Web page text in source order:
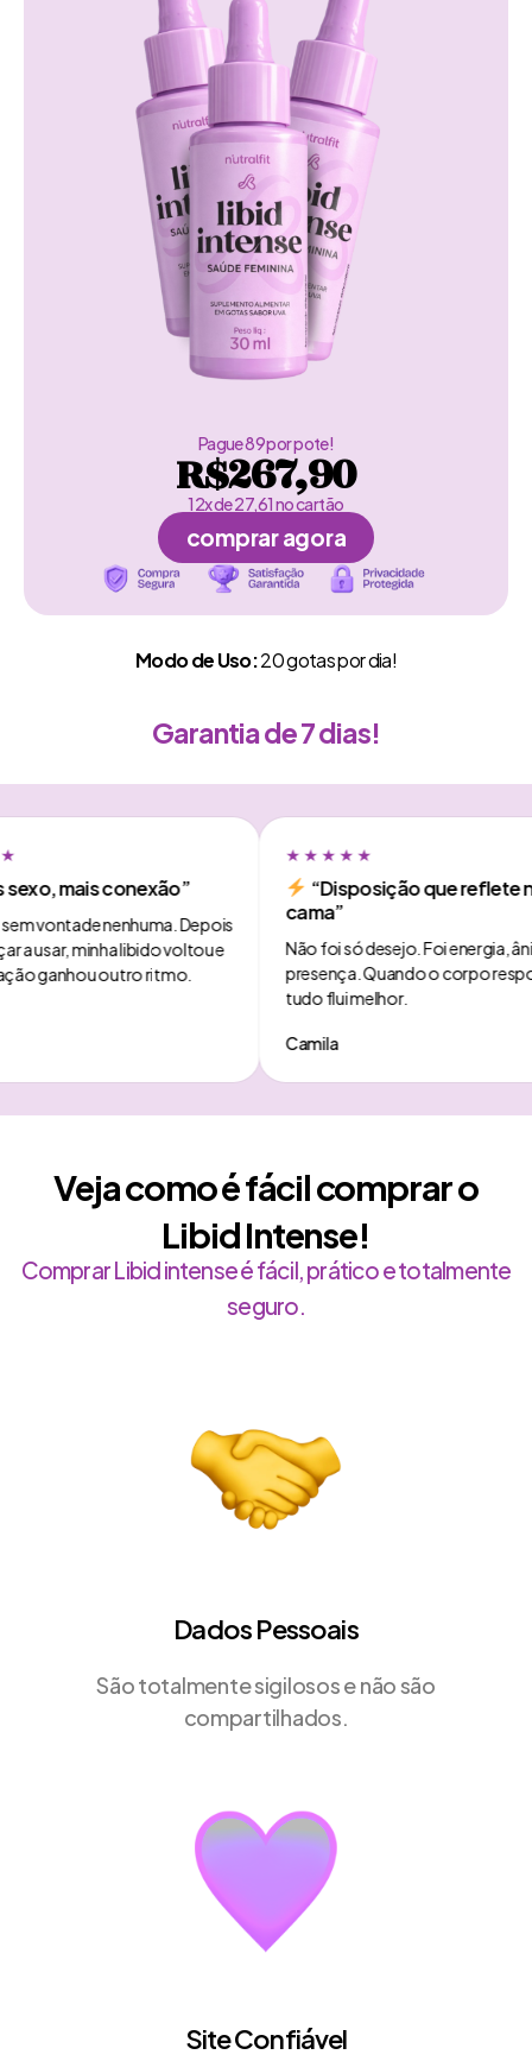
Pague 89 por pote!
R$267,90
12x de 27,61 no cartão
comprar agora
Modo de Uso:20 gotas por dia!
Garantia de 7 dias!
mais conexão”
nenhuma. Depois
minha libido voltou e
outro ritmo.
★★★★★
“Disposição que reflete na
cama”
Não foi só desejo. Foi energia, ânimo e
presença. Quando o corpo responde,
tudo flui melhor.
Camila
Veja como é fácil comprar o
Libid Intense!
Comprar Libid intense é fácil, prático e totalmente
seguro.
Dados Pessoais
São totalmente sigilosos e não são
compartilhados.
Site Confiável